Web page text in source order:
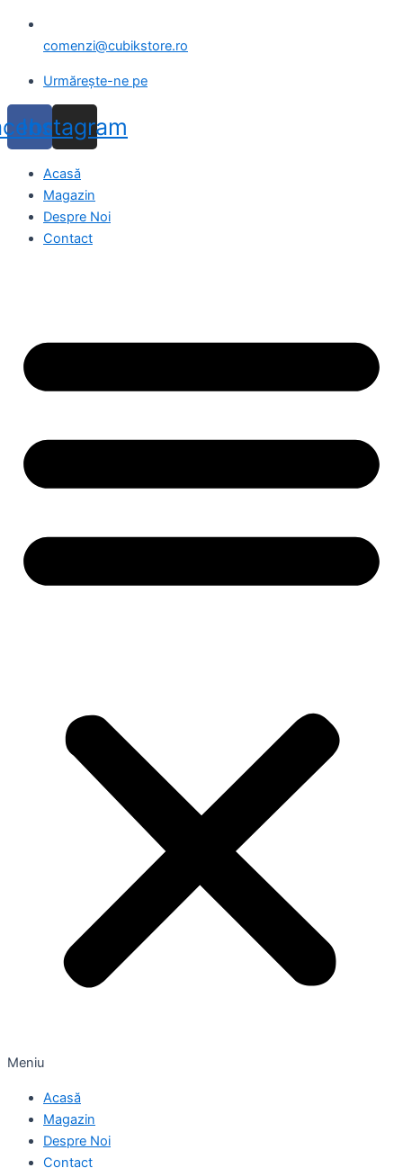
comenzi@cubikstore.ro
Urmărește-ne pe
Instagram
Acasă
Magazin
Despre Noi
Contact
Meniu
Acasă
Magazin
Despre Noi
Contact